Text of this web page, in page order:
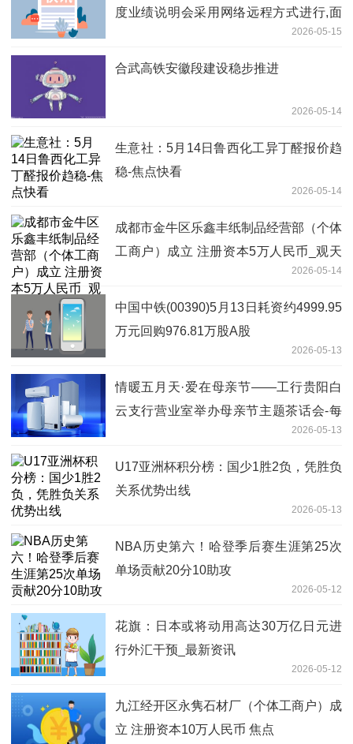
度业绩说明会采用网络远程方式进行,面
2026-05-15
合武高铁安徽段建设稳步推进
2026-05-14
生意社：5月14日鲁西化工异丁醛报价趋
稳-焦点快看
2026-05-14
成都市金牛区乐鑫丰纸制品经营部（个体
工商户）成立 注册资本5万人民币_观天
2026-05-14
中国中铁(00390)5月13日耗资约4999.95
万元回购976.81万股A股
2026-05-13
情暖五月天·爱在母亲节——工行贵阳白
云支行营业室举办母亲节主题茶话会-每
2026-05-13
U17亚洲杯积分榜：国少1胜2负，凭胜负
关系优势出线
2026-05-13
NBA历史第六！哈登季后赛生涯第25次
单场贡献20分10助攻
2026-05-12
花旗：日本或将动用高达30万亿日元进
行外汇干预_最新资讯
2026-05-12
九江经开区永隽石材厂（个体工商户）成
立 注册资本10万人民币 焦点